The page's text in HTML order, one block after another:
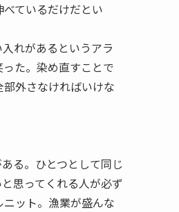
ているだけだとい
れがあるというアラ
た。染め直すことで
外さなければいけな
る。ひとつとして同じ
思ってくれる人が必ず
ット。漁業が盛んな